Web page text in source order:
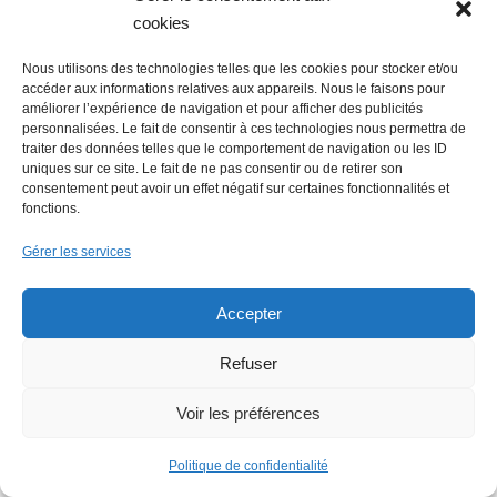
cookies
Nous utilisons des technologies telles que les cookies pour stocker et/ou
accéder aux informations relatives aux appareils. Nous le faisons pour
améliorer l’expérience de navigation et pour afficher des publicités
personnalisées. Le fait de consentir à ces technologies nous permettra de
traiter des données telles que le comportement de navigation ou les ID
uniques sur ce site. Le fait de ne pas consentir ou de retirer son
consentement peut avoir un effet négatif sur certaines fonctionnalités et
fonctions.
Gérer les services
Accepter
Refuser
Voir les préférences
Politique de confidentialité
Votre adresse e-mail ne sera pas publiée.
Les
champs obligatoires sont indiqués avec*